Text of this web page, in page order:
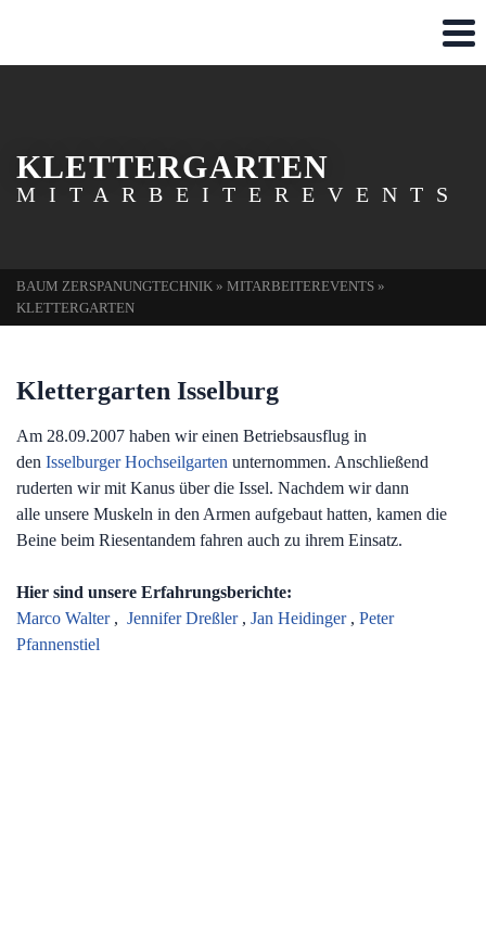
KLETTERGARTEN
MITARBEITEREVENTS
BAUM ZERSPANUNGTECHNIK » MITARBEITEREVENTS »
KLETTERGARTEN
Klettergarten Isselburg
Am 28.09.2007 haben wir einen Betriebsausflug in
den Isselburger Hochseilgarten unternommen. Anschließend
ruderten wir mit Kanus über die Issel. Nachdem wir dann
alle unsere Muskeln in den Armen aufgebaut hatten, kamen die
Beine beim Riesentandem fahren auch zu ihrem Einsatz.
Hier sind unsere Erfahrungsberichte:
Marco Walter, Jennifer Dreßler, Jan Heidinger, Peter
Pfannenstiel